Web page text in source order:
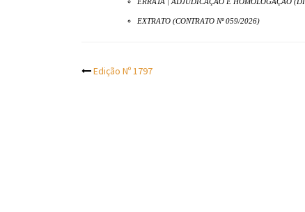
ERRATA | ADJUDICAÇÃO E HOMOLOGAÇÃO
EXTRATO (CONTRATO Nº 059/2026)
Post
Edição Nº 1797